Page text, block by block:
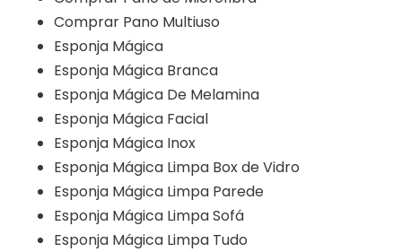
Comprar Pano Multiuso
Esponja Mágica
Esponja Mágica Branca
Esponja Mágica De Melamina
Esponja Mágica Facial
Esponja Mágica Inox
Esponja Mágica Limpa Box de Vidro
Esponja Mágica Limpa Parede
Esponja Mágica Limpa Sofá
Esponja Mágica Limpa Tudo